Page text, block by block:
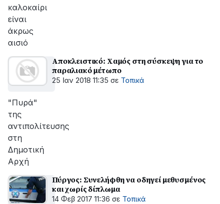
καλοκαίρι
είναι
άκρως
αισιό
Αποκλειστικό: Χαμός στη σύσκεψη για το
παραλιακό μέτωπο
25 Ιαν 2018 11:35 σε Τοπικά
"Πυρά"
της
αντιπολίτευσης
στη
Δημοτική
Αρχή
Πύργος: Συνελήφθη να οδηγεί μεθυσμένος
και χωρίς δίπλωμα
14 Φεβ 2017 11:36 σε Τοπικά